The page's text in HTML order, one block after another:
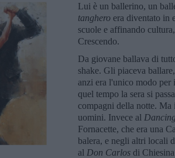
Lui è un ballerino, un
tanghero era diventato in
scuole e affinando
Crescendo.
Da giovane ballava di
shake. Gli piaceva
anzi era l'unico modo per
quel tempo la sera si
compagni della notte.
uomini. Invece al
Fornacette, che era una
balera, e negli altri locali
al Don Carlos di